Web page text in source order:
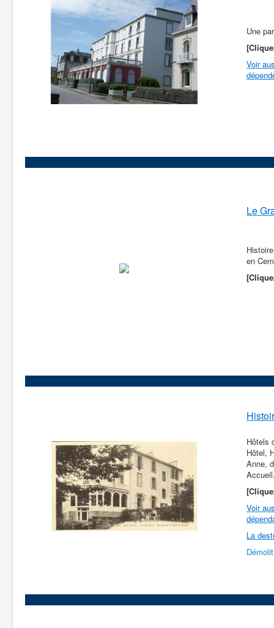
Une
Voir
Le
en
Hôtels
Hôtel,
Anne,
Voir
La